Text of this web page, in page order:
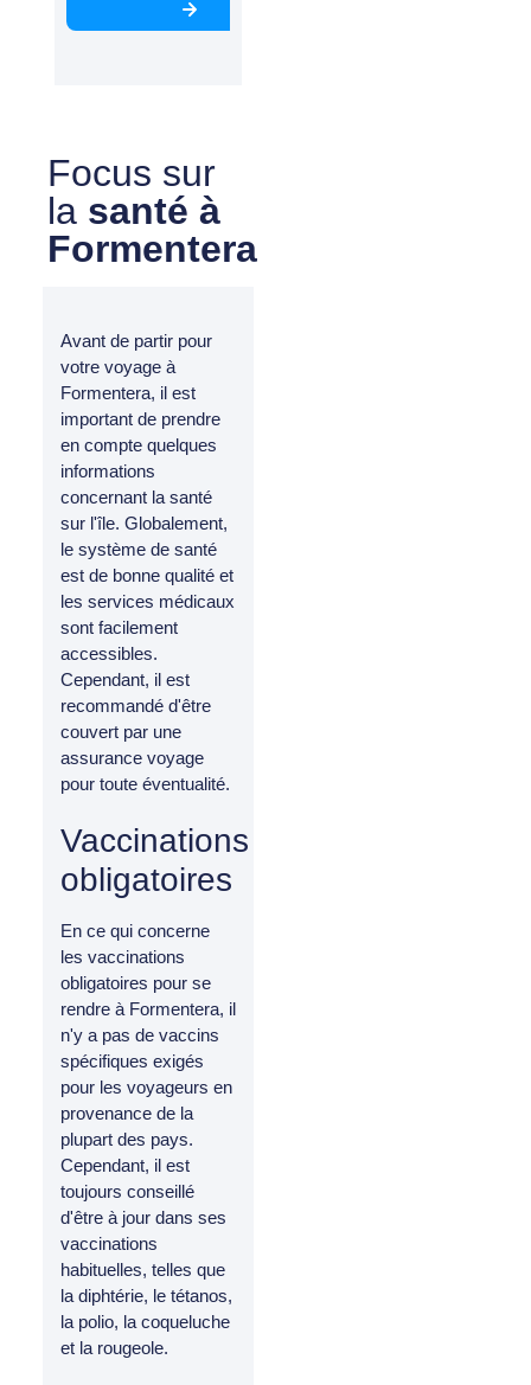
Focus sur
la santé à
Formentera
Avant de partir pour
votre voyage à
Formentera, il est
important de prendre
en compte quelques
informations
concernant la santé
sur l'île. Globalement,
le système de santé
est de bonne qualité et
les services médicaux
sont facilement
accessibles.
Cependant, il est
recommandé d'être
couvert par une
assurance voyage
pour toute éventualité.
Vaccinations
obligatoires
En ce qui concerne
les vaccinations
obligatoires pour se
rendre à Formentera, il
n'y a pas de vaccins
spécifiques exigés
pour les voyageurs en
provenance de la
plupart des pays.
Cependant, il est
toujours conseillé
d'être à jour dans ses
vaccinations
habituelles, telles que
la diphtérie, le tétanos,
la polio, la coqueluche
et la rougeole.